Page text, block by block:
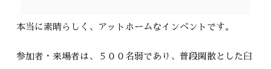
本当に素晴らしく、アットホームなインベントです。
参加者・来場者は、５００名弱であり、普段閑散とした臼